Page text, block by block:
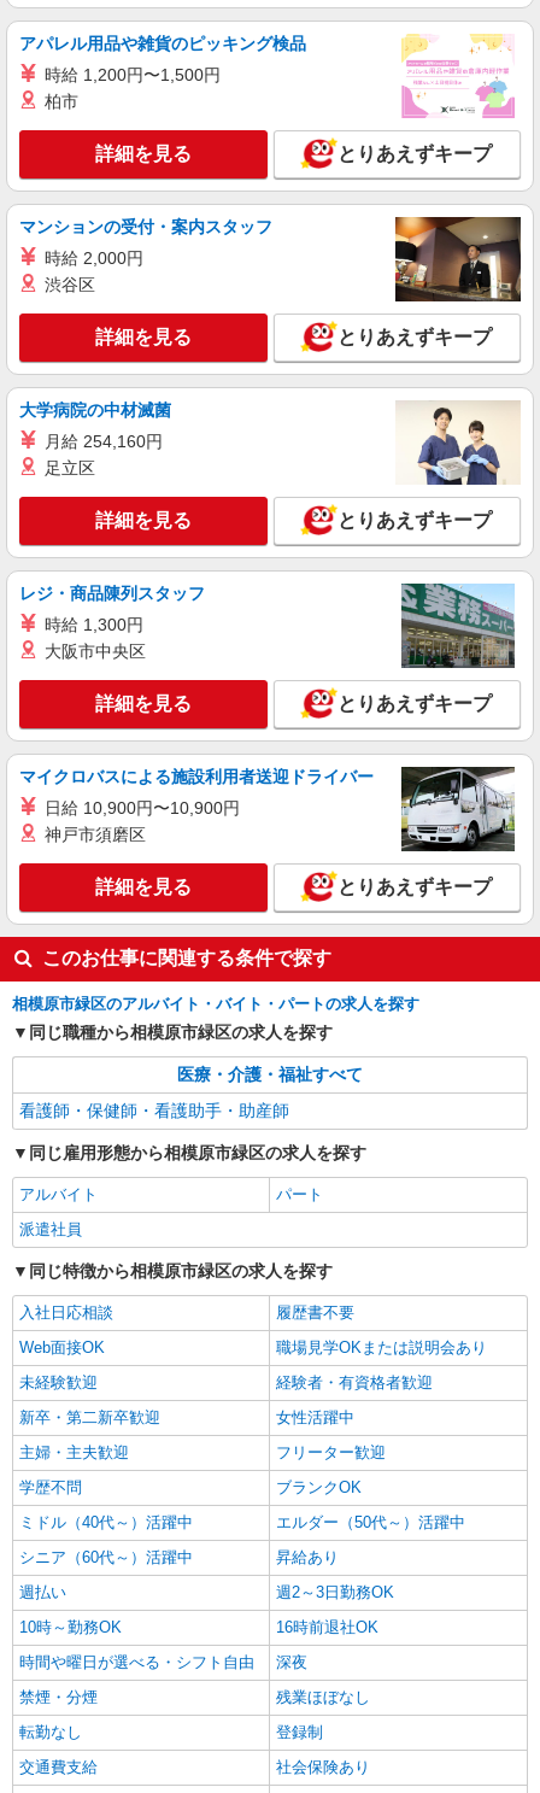
れる看護助手
【正社員】月給240,000〜400,000円 ・基本
給：200,000円〜220,000円 ・資格手当：10,000〜
30,000円 ・役職手当：10,000〜70,000円 ・処遇改
善手当：20,000〜60,000円（勤続年数、保有資格
により変動） ・固定残業手当：20,000円（10時
間） ※固定残業時間を超過する場合には超過勤務
手当として別途支給 ・夜勤手当：10,000円/1回
（上記給与とは別に支給） 下記資格をお持ちの方
歓迎 ・認知症介護基礎研修 ・初任者研修 ・実務
者研修 ・介護福祉士 など
キープ 詳細を見る
派遣社員
株式会社kotrio /●YK-H-1419740
橋本駅すぐ⇒キレイな病院で介護補助/備品整
時給1600円〜2250円 ◆日払い/週払いOK/交
通費全支給（ガソリン代含む）◆
相模原市緑区 ≪最寄り駅：橋本≫
キープ 詳細を見る
派遣社員
特別養護老人ホームでの看護師
時給：2300円〜 ※資格や経験などによる
キープ 詳細を見る
株式会社kotrio /●YK-S-2098063
看護師さんのサポート担当＊未経験OK！きれ
いな病院で介助など＊
【正社員】月給240,000〜400,000円 ・基本
給：200,000円〜220,000円 ・資格手当：10,000〜
30,000円 ・役職手当：10,000〜70,000円 ・処遇改
善手当：20,000〜60,000円（勤続年数、保有資格
により変動） ・固定残業手当：20,000円（10時
間） ※固定残業時間を超過する場合には超過勤務
手当として別途支給 ・夜勤手当：10,000円/1回
（上記給与とは別に支給） 下記資格をお持ちの方
歓迎 ・認知症介護基礎研修 ・初任者研修 ・実務
者研修 ・介護福祉士 など
キープ 詳細を見る
アパレル用品や雑貨のピッキング検品
時給 1,200円〜1,500円
柏市
詳細を見る とりあえずキープ
マンションの受付・案内スタッフ
時給 2,000円
渋谷区
詳細を見る とりあえずキープ
大学病院の中材滅菌
月給 254,160円
足立区
詳細を見る とりあえずキープ
レジ・商品陳列スタッフ
時給 1,300円
大阪市中央区
詳細を見る とりあえずキープ
マイクロバスによる施設利用者送迎ドライバー
日給 10,900円〜10,900円
神戸市須磨区
詳細を見る とりあえずキープ
このお仕事に関連する条件で探す
相模原市緑区のアルバイト・バイト・パートの求人を探す
同じ職種から相模原市緑区の求人を探す
医療・介護・福祉すべて
看護師・保健師・看護助手・助産師
同じ雇用形態から相模原市緑区の求人を探す
アルバイト
パート
派遣社員
同じ特徴から相模原市緑区の求人を探す
入社日応相談
履歴書不要
Web面接OK
職場見学OKまたは説明会あり
未経験歓迎
経験者・有資格者歓迎
新卒・第二新卒歓迎
女性活躍中
主婦・主夫歓迎
フリーター歓迎
学歴不問
ブランクOK
ミドル（40代～）活躍中
エルダー（50代～）活躍中
シニア（60代～）活躍中
昇給あり
週払い
週2～3日勤務OK
10時～勤務OK
16時前退社OK
時間や曜日が選べる・シフト自由
深夜
禁煙・分煙
残業ほぼなし
転勤なし
登録制
交通費支給
社会保険あり